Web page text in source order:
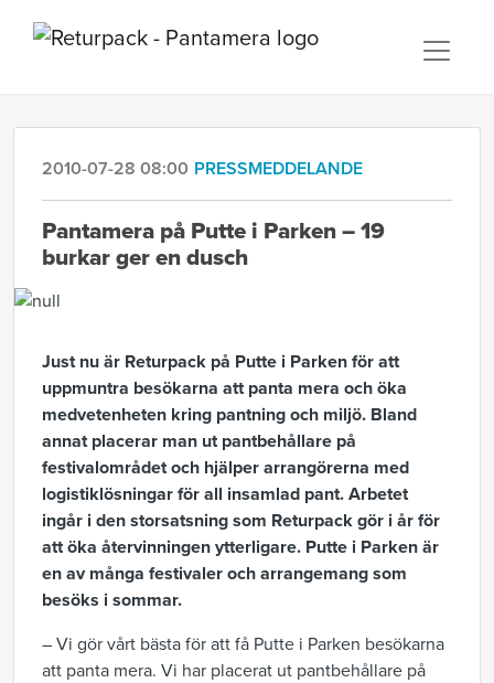
2010-07-28 08:00 PRESSMEDDELANDE
Pantamera på Putte i Parken – 19
burkar ger en dusch
Just nu är Returpack på Putte i Parken för att
uppmuntra besökarna att panta mera och öka
medvetenheten kring pantning och miljö. Bland
annat placerar man ut pantbehållare på
festivalområdet och hjälper arrangörerna med
logistiklösningar för all insamlad pant. Arbetet
ingår i den storsatsning som Returpack gör i år för
att öka återvinningen ytterligare. Putte i Parken är
en av många festivaler och arrangemang som
besöks i sommar.
– Vi gör vårt bästa för att få Putte i Parken besökarna
att panta mera. Vi har placerat ut pantbehållare på